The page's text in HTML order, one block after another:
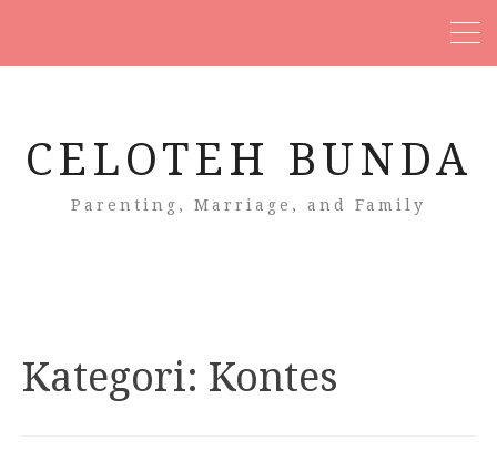
CELOTEH BUNDA
Parenting, Marriage, and Family
Kategori: Kontes